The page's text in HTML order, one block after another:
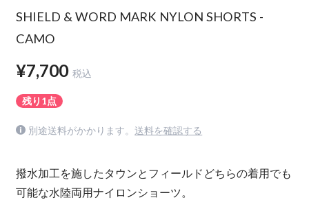
SHIELD & WORD MARK NYLON SHORTS -
CAMO
¥7,700 税込
残り1点
別途送料がかかります。 送料を確認する
撥水加工を施したタウンとフィールドどちらの着用でも
可能な水陸両用ナイロンショーツ。